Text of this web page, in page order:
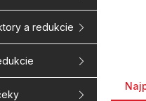
a redukcie